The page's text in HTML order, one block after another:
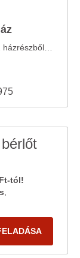
tól!